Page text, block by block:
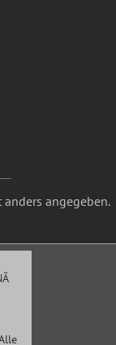
angegeben.